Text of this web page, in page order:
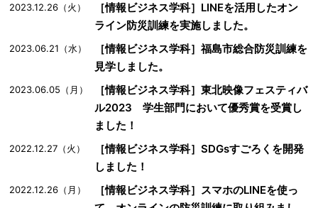
2023.12.26（火）
［情報ビジネス学科］LINEを活用したオン
ライン防災訓練を実施しました。
2023.06.21（水）
［情報ビジネス学科］福島市総合防災訓練を
見学しました。
2023.06.05（月）
［情報ビジネス学科］東北映像フェスティバ
ル2023 学生部門において優秀賞を受賞し
ました！
2022.12.27（火）
［情報ビジネス学科］SDGsすごろくを開発
しました！
2022.12.26（月）
［情報ビジネス学科］スマホのLINEを使っ